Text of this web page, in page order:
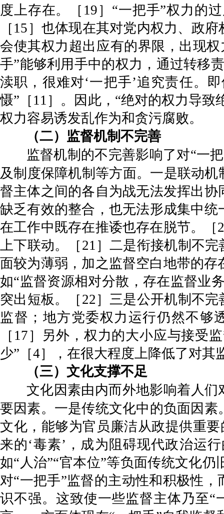
度上存在。［19］“一把手”权力的
［15］也体现在其对党内权力、政
会使其权力超出应有的界限，出现
手”能够利用手中的权力，通过转移
渎职，很难对‘一把手’追究责任。
慑”［11］。因此，“绝对的权力导
权力容易诱发乱作为和贪污腐败。
（二）监督机制不完善
监督机制的不完善影响了对“一
及制度保障机制等方面。一是联动
督主体之间的各自为战无法发挥出
缺乏有效的整合，也无法形成集中
在工作中既存在推诿也存在脱节。
上下联动。［21］二是衔接机制不
面较为薄弱，加之监督空白地带的
如“监督资源相对分散，存在监督业
突出短板。［22］三是公开机制不
监督；地方党委权力运行仍然不够
［17］另外，权力的大小应与接受
少”［4］，在很大程度上降低了对其
（三）文化支撑不足
文化因素由内而外地影响着人们
要因素。一是传统文化中的负面因
文化，能够为官员廉洁从政提供重
来的‘毒素’，成为阻碍现代政治运
如“人治”“官本位”等负面传统文化
对“一把手”监督的主动性和积极性
识不强。这致使一些监督主体乃至“